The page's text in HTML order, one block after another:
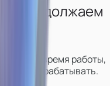
— продолжаем
все время работы,
зарабатывать.